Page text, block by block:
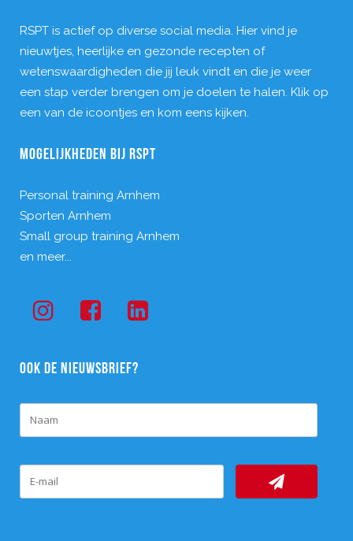
RSPT is actief op diverse social media. Hier vind je
nieuwtjes, heerlijke en gezonde recepten of
wetenswaardigheden die jij leuk vindt en die je weer
een stap verder brengen om je doelen te halen. Klik op
een van de icoontjes en kom eens kijken.
MOGELIJKHEDEN BIJ RSPT
Personal training Arnhem
Sporten Arnhem
Small group training Arnhem
en meer...
OOK DE NIEUWSBRIEF?